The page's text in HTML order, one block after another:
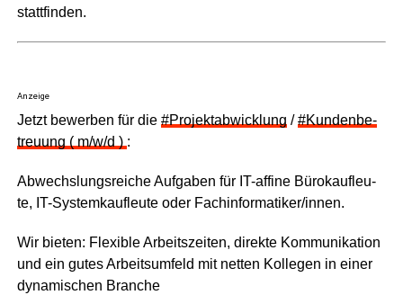
stattfinden.
Anzeige
Jetzt bewer­ben für die #Pro­jekt­ab­wick­lung /#Kun­den­be­
treu­ung ( m/w/d ) :
Abwechs­lungs­rei­che Auf­ga­ben für IT-affi­ne Büro­kauf­leu­
te, IT-Sys­tem­kauf­leu­te oder Fachinformatiker/innen.
Wir bie­ten: Fle­xi­ble Arbeits­zei­ten, direk­te Kom­mu­ni­ka­ti­on
und ein gutes Arbeits­um­feld mit net­ten Kol­le­gen in einer
dyna­mi­schen Branche